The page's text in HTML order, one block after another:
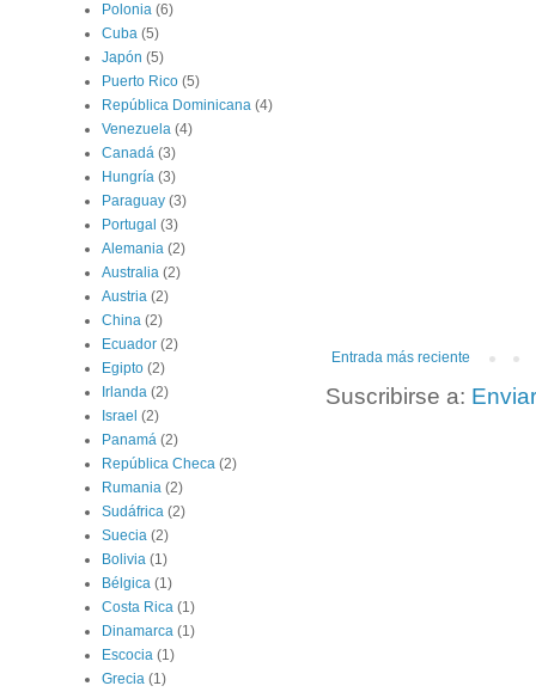
Entrada más reciente
Suscribirse a:
Polonia (6)
Cuba (5)
Japón (5)
Puerto Rico (5)
República Dominicana (4)
Venezuela (4)
Canadá (3)
Hungría (3)
Paraguay (3)
Portugal (3)
Alemania (2)
Australia (2)
Austria (2)
China (2)
Ecuador (2)
Egipto (2)
Irlanda (2)
Israel (2)
Panamá (2)
República Checa (2)
Rumania (2)
Sudáfrica (2)
Suecia (2)
Bolivia (1)
Bélgica (1)
Costa Rica (1)
Dinamarca (1)
Escocia (1)
Grecia (1)